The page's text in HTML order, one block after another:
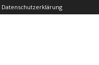
Datenschutzerklärung